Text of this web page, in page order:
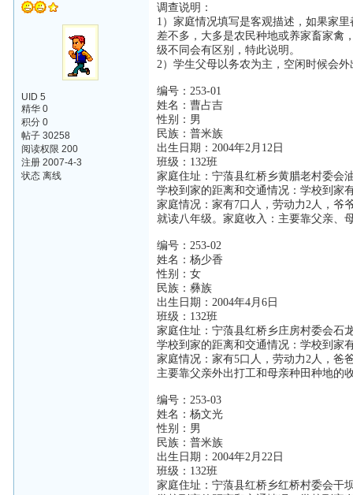
UID 5
精华 0
积分 0
帖子 30258
阅读权限 200
注册 2007-4-3
状态 离线
调查说明：
1）家庭情况填写是客观描述，如果家
差不多，大多是农民种地或养家畜家禽
级不同会有区别，特此说明。
2）学生父母以务农为主，空闲时候会
编号：253-01
姓名：曹占吉
性别：男
民族：普米族
出生日期：2004年2月12日
班级：132班
家庭住址：宁蒗县红桥乡黄腊老村委会
学校到家的距离和交通情况：学校到家
家庭情况：家有7口人，劳动力2人，爷
就读八年级。家庭收入：主要靠父亲、
编号：253-02
姓名：杨少香
性别：女
民族：彝族
出生日期：2004年4月6日
班级：132班
家庭住址：宁蒗县红桥乡庄房村委会石
学校到家的距离和交通情况：学校到家
家庭情况：家有5口人，劳动力2人，爸
主要靠父亲外出打工和母亲种田种地的
编号：253-03
姓名：杨文光
性别：男
民族：普米族
出生日期：2004年2月22日
班级：132班
家庭住址：宁蒗县红桥乡红桥村委会干